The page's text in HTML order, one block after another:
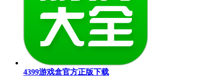
4399游戏盒官方正版下载